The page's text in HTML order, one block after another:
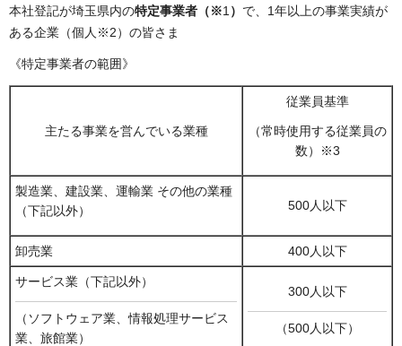
本社登記が埼玉県内の特定事業者（※1 ） で、1年以上の事業実績が
ある企業（個人※2）の皆さま
《特定事業者の範囲》
主たる事業を営んでいる業種
従業員基準
（常時使用する従業員の
数）※3
製造業、建設業、運輸業 その他の業種
（下記以外）
500人以下
卸売業 400人以下
サービス業（下記以外）
（ソフトウェア業、情報処理サービス
業、旅館業）
300人以下
（500人以下）